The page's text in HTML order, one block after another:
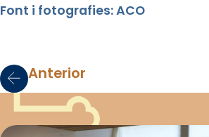
Font i fotografies: ACO
Anterior